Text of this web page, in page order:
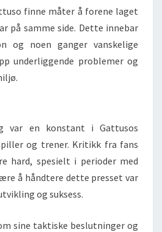
finne måter å forene laget
på samme side. Dette innebar
og noen ganger vanskelige
underliggende problemer og
var en konstant i Gattusos
og trener. Kritikk fra fans
hard, spesielt i perioder med
å håndtere dette presset var
og suksess.
sine taktiske beslutninger og